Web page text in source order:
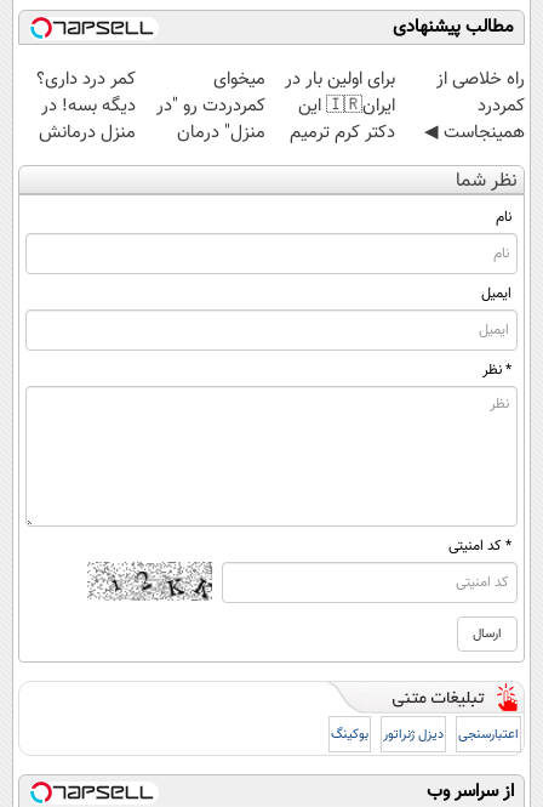
مطالب پیشنهادی
‌راه خلاصی از
کمردرد
همینجاست ◀
فقط کافیه فرم
رو پر کنی!
برای اولین بار در
ایران🇮🇷 این
دکتر کرم ترمیم
کننده 23 روزه
ساخت!
میخوای
کمردردت رو "در
منزل" درمان
کنی؟ (◂فیلم +
◂پرسش‌نامه)
کمر درد داری؟
دیگه بسه! در
منزل درمانش
کن
(◀پرسش‌نامه)
نظر شما
نام
ایمیل
* نظر
* کد امنیتی
اعتبارسنجی دیزل ژنراتور بوکینگ
از سراسر وب